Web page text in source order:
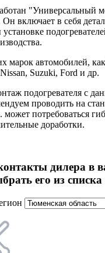
"Универсальный
включает в себя
марок автомобилей,
Suzuki, Ford и др.
подогревателя с
проводить на
может потребоваться
доработки.
дилера в
его из